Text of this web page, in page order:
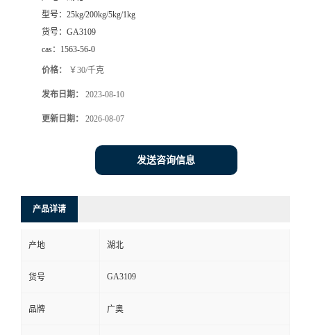
型号： 25kg/200kg/5kg/1kg
货号： GA3109
cas： 1563-56-0
价格： ￥30/千克
发布日期： 2023-08-10
更新日期： 2026-08-07
发送咨询信息
产品详请
产地 湖北
货号 GA3109
品牌 广奥